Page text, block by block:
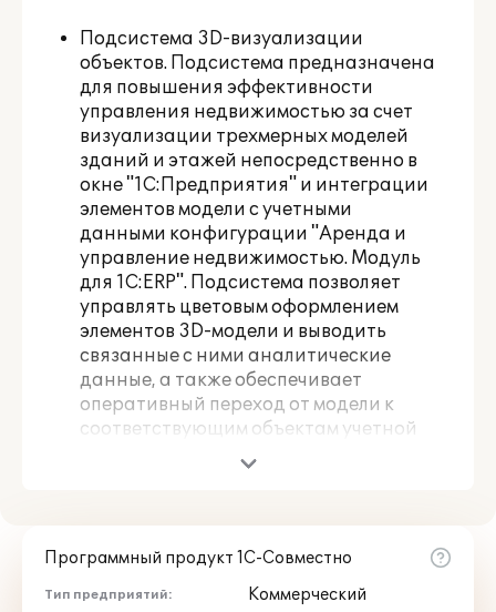
Подсистема 3D-визуализации
объектов. Подсистема предназначена
для повышения эффективности
управления недвижимостью за счет
визуализации трехмерных моделей
зданий и этажей непосредственно в
окне "1С:Предприятия" и интеграции
элементов модели с учетными
данными конфигурации "Аренда и
управление недвижимостью. Модуль
для 1С:ERP". Подсистема позволяет
управлять цветовым оформлением
элементов 3D-модели и выводить
связанные с ними аналитические
данные, а также обеспечивает
оперативный переход от модели к
соответствующим объектам учетной
системы или связанной с ними
архитектуры взаиморасчетов
расчетов по документам запускается
Программный продукт 1С-Совместно
Тип предприятий: Коммерческий